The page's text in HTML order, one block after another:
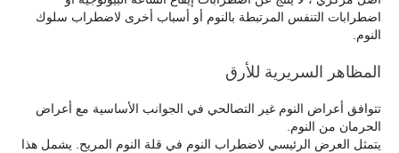
اضطرابات التنفس المرتبطة بالنوم أو أسباب أخرى لاضطراب سلوك
النوم.
المظاهر السريرية للأرق
تتوافق أعراض النوم غير التصالحي في الجوانب الأساسية مع أعراض
الحرمان من النوم.
يتمثل العرض الرئيسي لاضطراب النوم في قلة النوم المريح. يشمل هذا